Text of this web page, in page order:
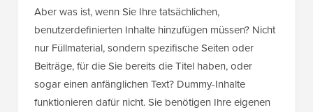
Aber was ist, wenn Sie Ihre tatsächlichen,
benutzerdefinierten Inhalte hinzufügen müssen? Nicht
nur Füllmaterial, sondern spezifische Seiten oder
Beiträge, für die Sie bereits die Titel haben, oder
sogar einen anfänglichen Text? Dummy-Inhalte
funktionieren dafür nicht. Sie benötigen Ihre eigenen